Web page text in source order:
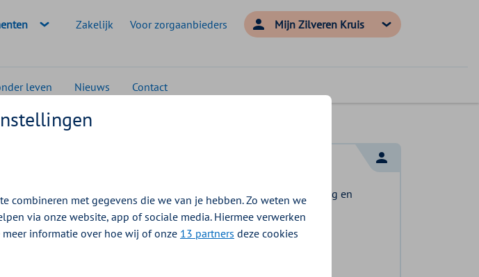
doelgroep:Zakelijk Voor zorgaanbieders Mijn Zilveren Kruis
leven Nieuws Contact
Log in en bekijk welke vergoeding en
voorwaarden voor u gelden.
combineren met gegevens die we van je hebben. Zo weten we
via onze website, app of sociale media. Hiermee verwerken
informatie over hoe wij of onze 13 partners deze cookies